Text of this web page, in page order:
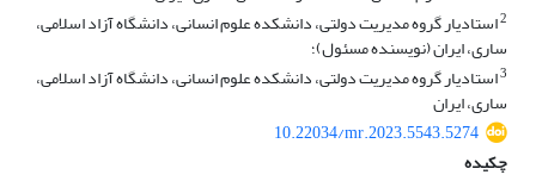
2استادیار گروه مدیریت دولتی، دانشکده علوم انسانی، دانشگاه آزاد اسلامی،
ساری، ایران (نویسنده مسئول)؛
3استادیار گروه مدیریت دولتی، دانشکده علوم انسانی، دانشگاه آزاد اسلامی،
ساری، ایران
10.22034/mr.2023.5543.5274
چکیده